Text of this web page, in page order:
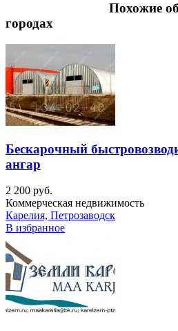
Похожие
городах
Бескарочный
ангар
2 200 руб.
Коммерческая недвижимость
Карелия, Петрозаводск
В избранное